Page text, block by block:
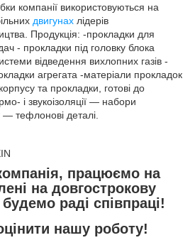
компанії використовуються на
двигунах лідерів
Продукція: -прокладки для
- прокладки під головку блока
відведення вихлопних газів -
агрегата -матеріали прокладок
та прокладки, готові до
і звукоізоляції — набори
тефлонові деталі.
працюємо на
на довгострокову
раді співпраці!
нашу роботу!